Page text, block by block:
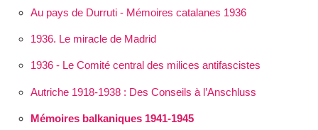
Au pays de Durruti - Mémoires catalanes 1936
1936. Le miracle de Madrid
1936 - Le Comité central des milices antifascistes
Autriche 1918-1938 : Des Conseils à l’Anschluss
Mémoires balkaniques 1941-1945